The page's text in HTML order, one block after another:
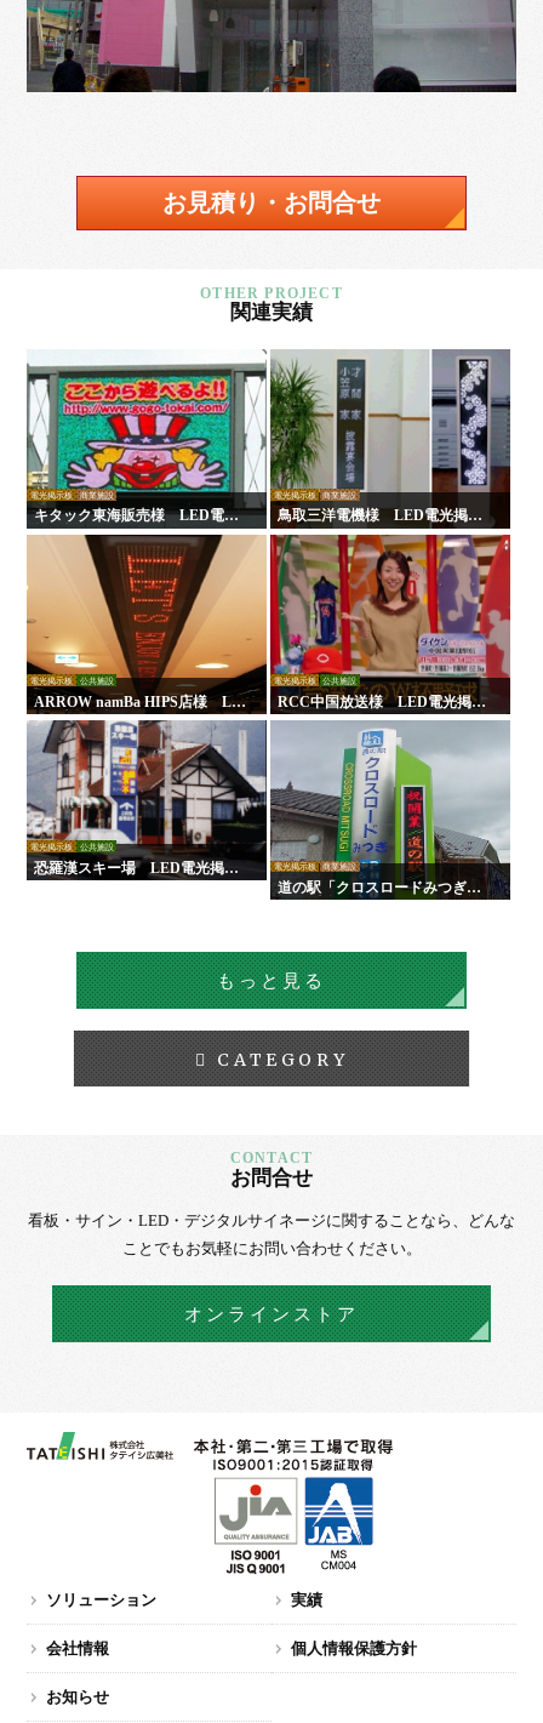
お見積り・お問合せ
関連実績
電光掲示板 商業施設
キタック東海販売様 LED電光
掲示板
電光掲示板 商業施設
鳥取三洋電機様 LED電光掲示
板
電光掲示板 公共施設
ARROW namBa HIPS店様 LE
D電光掲示板
電光掲示板 公共施設
RCC中国放送様 LED電光掲示
板
電光掲示板 公共施設
恐羅漢スキー場 LED電光掲示
板
電光掲示板 商業施設
道の駅「クロスロードみつぎ」L
ED電光掲示板
もっと見る
CATEGORY
お問合せ
看板・サイン・LED・デジタルサイネージに関することなら、
どんな
ことでもお気軽にお問い合わせください。
オンラインストア
ソリューション 実績
会社情報 個人情報保護方針
お知らせ